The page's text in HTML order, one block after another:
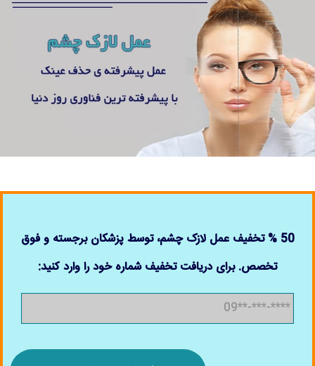
50 % تخفیف عمل لازک چشم، توسط پزشکان برجسته و فوق
تخصص. برای دریافت تخفیف شماره خود را وارد کنید: